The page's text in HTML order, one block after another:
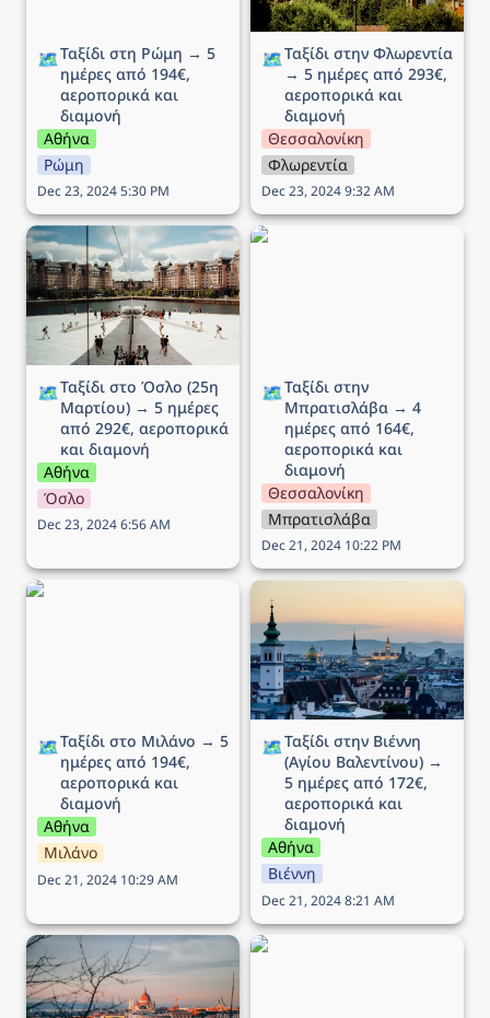
🗺️Ταξίδι στη Ρώμη → 5
ημέρες από 194€,
αεροπορικά και
διαμονή
Αθήνα
Ρώμη
Dec 23, 2024 5:30 PM
🗺️Ταξίδι στην Φλωρεντία
→ 5 ημέρες από 293€,
αεροπορικά και
διαμονή
Θεσσαλονίκη
Φλωρεντία
Dec 23, 2024 9:32 AM
Ταξίδι στο Όσλο (25η
Μαρτίου) → 5 ημέρες
από 292€, αεροπορικά
και διαμονή
🗺️Ταξίδι στο Όσλο (25η
Μαρτίου) → 5 ημέρες
από 292€, αεροπορικά
και διαμονή
Αθήνα
Όσλο
Dec 23, 2024 6:56 AM
Ταξίδι στην Μπρατισλάβα
🗺️Ταξίδι στην
Μπρατισλάβα → 4
ημέρες από 164€,
αεροπορικά και
διαμονή
Θεσσαλονίκη
Μπρατισλάβα
Dec 21, 2024 10:22 PM
Ταξίδι στο Μιλάνο → 5
🗺️Ταξίδι στο Μιλάνο → 5
ημέρες από 194€,
αεροπορικά και
διαμονή
Αθήνα
Μιλάνο
Dec 21, 2024 10:29 AM
Ταξίδι στην Βιέννη (Αγίου
Βαλεντίνου) → 5 ημέρες
από 172€, αεροπορικά
και διαμονή
🗺️Ταξίδι στην Βιέννη
(Αγίου Βαλεντίνου) →
5 ημέρες από 172€,
αεροπορικά και
διαμονή
Αθήνα
Βιέννη
Dec 21, 2024 8:21 AM
Ταξίδι στην Βουδαπέστη
→ 4 ημέρες (ΠΣΚ) από
102€, αεροπορικά και
Ταξίδι στην Νάπολη → 5